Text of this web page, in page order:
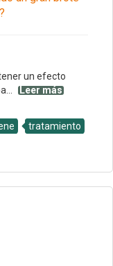
un efecto
Leer más
tratamiento